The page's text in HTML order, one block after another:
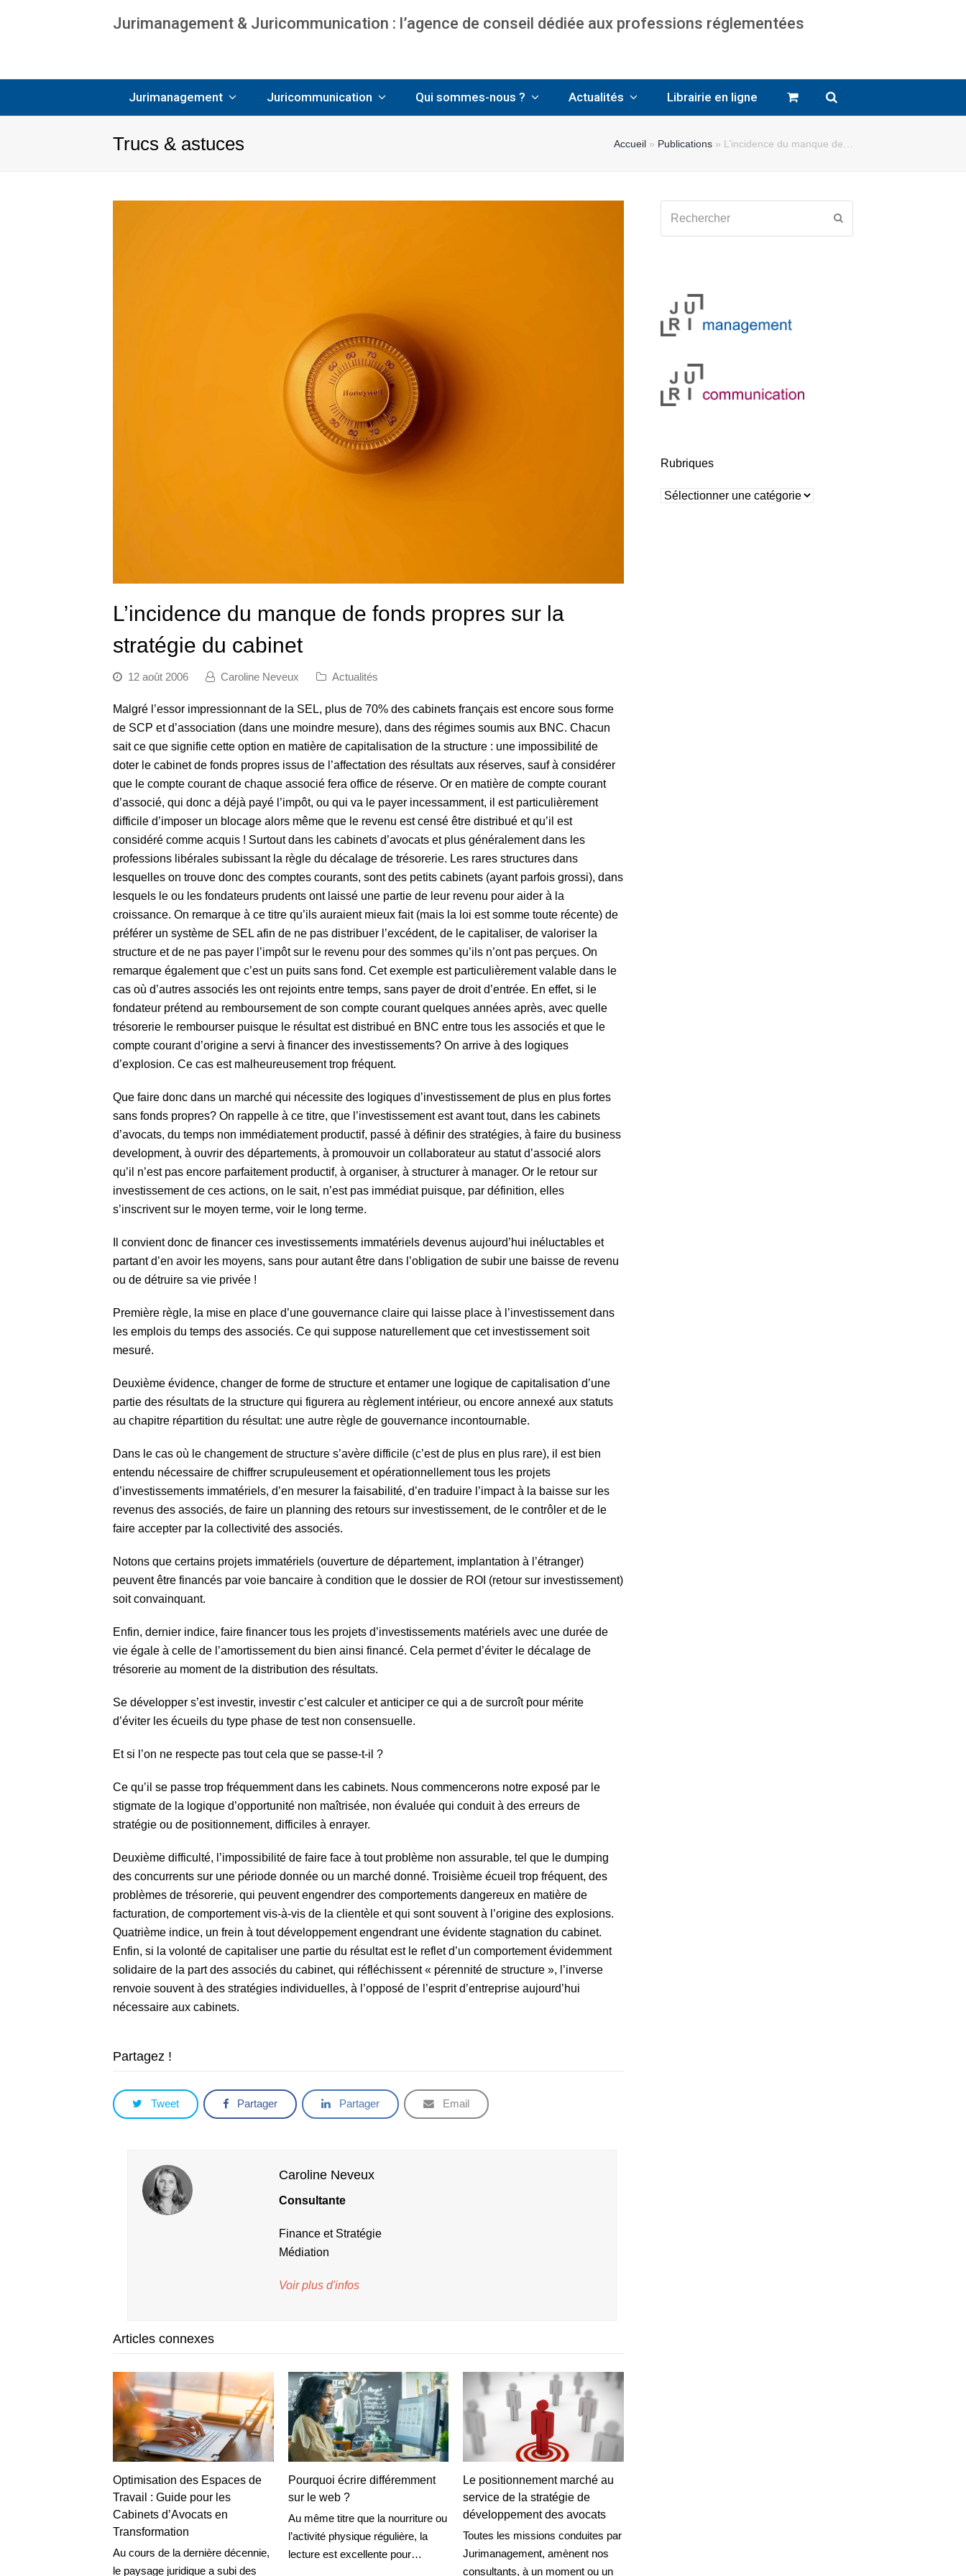
Jurimanagement & Juricommunication : l’agence de conseil dédiée aux professions réglementées
Jurimanagement Juricommunication Qui sommes-nous ? Actualités Librairie en ligne
Trucs & astuces Accueil » Publications » L’incidence du manque de…
L’incidence du manque de fonds propres sur la
stratégie du cabinet
12 août 2006 Caroline Neveux Actualités
Malgré l’essor impressionnant de la SEL, plus de 70% des cabinets français est encore sous forme
de SCP et d’association (dans une moindre mesure), dans des régimes soumis aux BNC. Chacun
sait ce que signifie cette option en matière de capitalisation de la structure : une impossibilité de
doter le cabinet de fonds propres issus de l’affectation des résultats aux réserves, sauf à considérer
que le compte courant de chaque associé fera office de réserve. Or en matière de compte courant
d’associé, qui donc a déjà payé l’impôt, ou qui va le payer incessamment, il est particulièrement
difficile d’imposer un blocage alors même que le revenu est censé être distribué et qu’il est
considéré comme acquis ! Surtout dans les cabinets d’avocats et plus généralement dans les
professions libérales subissant la règle du décalage de trésorerie. Les rares structures dans
lesquelles on trouve donc des comptes courants, sont des petits cabinets (ayant parfois grossi), dans
lesquels le ou les fondateurs prudents ont laissé une partie de leur revenu pour aider à la
croissance. On remarque à ce titre qu’ils auraient mieux fait (mais la loi est somme toute récente) de
préférer un système de SEL afin de ne pas distribuer l’excédent, de le capitaliser, de valoriser la
structure et de ne pas payer l’impôt sur le revenu pour des sommes qu’ils n’ont pas perçues. On
remarque également que c’est un puits sans fond. Cet exemple est particulièrement valable dans le
cas où d’autres associés les ont rejoints entre temps, sans payer de droit d’entrée. En effet, si le
fondateur prétend au remboursement de son compte courant quelques années après, avec quelle
trésorerie le rembourser puisque le résultat est distribué en BNC entre tous les associés et que le
compte courant d’origine a servi à financer des investissements? On arrive à des logiques
d’explosion. Ce cas est malheureusement trop fréquent.
Que faire donc dans un marché qui nécessite des logiques d’investissement de plus en plus fortes
sans fonds propres? On rappelle à ce titre, que l’investissement est avant tout, dans les cabinets
d’avocats, du temps non immédiatement productif, passé à définir des stratégies, à faire du business
development, à ouvrir des départements, à promouvoir un collaborateur au statut d’associé alors
qu’il n’est pas encore parfaitement productif, à organiser, à structurer à manager. Or le retour sur
investissement de ces actions, on le sait, n’est pas immédiat puisque, par définition, elles
s’inscrivent sur le moyen terme, voir le long terme.
Il convient donc de financer ces investissements immatériels devenus aujourd’hui inéluctables et
partant d’en avoir les moyens, sans pour autant être dans l’obligation de subir une baisse de revenu
ou de détruire sa vie privée !
Première règle, la mise en place d’une gouvernance claire qui laisse place à l’investissement dans
les emplois du temps des associés. Ce qui suppose naturellement que cet investissement soit
mesuré.
Deuxième évidence, changer de forme de structure et entamer une logique de capitalisation d’une
partie des résultats de la structure qui figurera au règlement intérieur, ou encore annexé aux statuts
au chapitre répartition du résultat: une autre règle de gouvernance incontournable.
Dans le cas où le changement de structure s’avère difficile (c’est de plus en plus rare), il est bien
entendu nécessaire de chiffrer scrupuleusement et opérationnellement tous les projets
d’investissements immatériels, d’en mesurer la faisabilité, d’en traduire l’impact à la baisse sur les
revenus des associés, de faire un planning des retours sur investissement, de le contrôler et de le
faire accepter par la collectivité des associés.
Notons que certains projets immatériels (ouverture de département, implantation à l’étranger)
peuvent être financés par voie bancaire à condition que le dossier de ROI (retour sur investissement)
soit convainquant.
Enfin, dernier indice, faire financer tous les projets d’investissements matériels avec une durée de
vie égale à celle de l’amortissement du bien ainsi financé. Cela permet d’éviter le décalage de
trésorerie au moment de la distribution des résultats.
Se développer s’est investir, investir c’est calculer et anticiper ce qui a de surcroît pour mérite
d’éviter les écueils du type phase de test non consensuelle.
Et si l’on ne respecte pas tout cela que se passe-t-il ?
Ce qu’il se passe trop fréquemment dans les cabinets. Nous commencerons notre exposé par le
stigmate de la logique d’opportunité non maîtrisée, non évaluée qui conduit à des erreurs de
stratégie ou de positionnement, difficiles à enrayer.
Deuxième difficulté, l’impossibilité de faire face à tout problème non assurable, tel que le dumping
des concurrents sur une période donnée ou un marché donné. Troisième écueil trop fréquent, des
problèmes de trésorerie, qui peuvent engendrer des comportements dangereux en matière de
facturation, de comportement vis-à-vis de la clientèle et qui sont souvent à l’origine des explosions.
Quatrième indice, un frein à tout développement engendrant une évidente stagnation du cabinet.
Enfin, si la volonté de capitaliser une partie du résultat est le reflet d’un comportement évidemment
solidaire de la part des associés du cabinet, qui réfléchissent « pérennité de structure », l’inverse
renvoie souvent à des stratégies individuelles, à l’opposé de l’esprit d’entreprise aujourd’hui
nécessaire aux cabinets.
Partagez !
Tweet Partager Partager Email
Caroline Neveux
Consultante
Finance et Stratégie
Médiation
Voir plus d'infos
Articles connexes
Optimisation des Espaces de
Travail : Guide pour les
Cabinets d’Avocats en
Transformation
Au cours de la dernière décennie,
le paysage juridique a subi des
Pourquoi écrire différemment
sur le web ?
Au même titre que la nourriture ou
l’activité physique régulière, la
lecture est excellente pour…
Le positionnement marché au
service de la stratégie de
développement des avocats
Toutes les missions conduites par
Jurimanagement, amènent nos
consultants, à un moment ou un
Rubriques
Rubriques